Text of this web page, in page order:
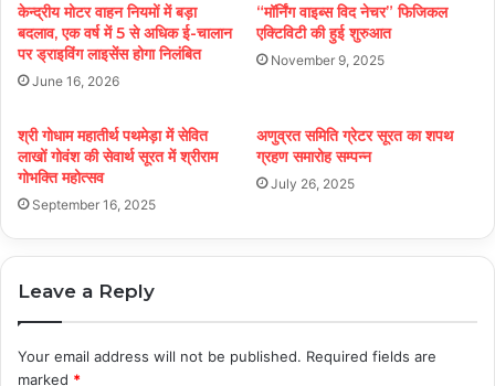
केन्द्रीय मोटर वाहन नियमों में बड़ा
बदलाव, एक वर्ष में 5 से अधिक ई-चालान
पर ड्राइविंग लाइसेंस होगा निलंबित
June 16, 2026
“मॉर्निंग वाइब्स विद नेचर” फिजिकल
एक्टिविटी की हुई शुरुआत
November 9, 2025
श्री गोधाम महातीर्थ पथमेड़ा में सेवित
लाखों गोवंश की सेवार्थ सूरत में श्रीराम
गोभक्ति महोत्सव
September 16, 2025
अणुव्रत समिति ग्रेटर सूरत का शपथ
ग्रहण समारोह सम्पन्न
July 26, 2025
Leave a Reply
Your email address will not be published. Required fields are
marked *